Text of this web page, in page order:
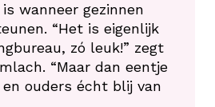
wanneer gezinnen
“Het is eigenlijk
zó leuk!” zegt
“Maar dan eentje
ouders écht blij van